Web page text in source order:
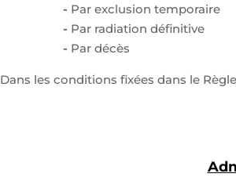
- Par exclusion temporaire
- Par radiation définitive
- Par décès
Dans les conditions fixées dans le